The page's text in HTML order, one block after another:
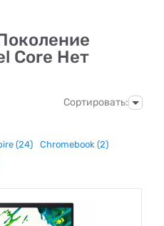
Core Нет
Сортировать:
(24) Chromebook (2)